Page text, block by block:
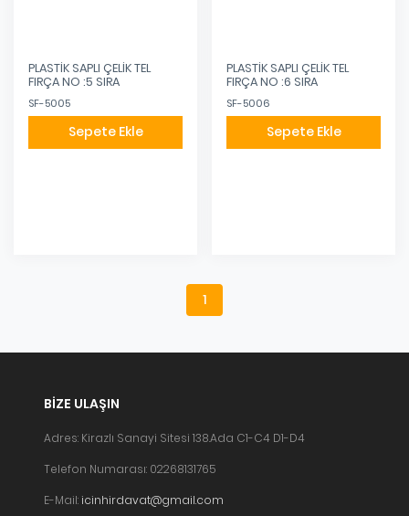
PLASTİK SAPLI ÇELİK TEL
FIRÇA NO :5 SIRA
SF-5005
Sepete Ekle
PLASTİK SAPLI ÇELİK TEL
FIRÇA NO :6 SIRA
SF-5006
Sepete Ekle
1
BIZE ULAŞIN
Adres: Kirazlı Sanayi Sitesi 138.Ada C1-C4 D1-D4
Telefon Numarası: 02268131765
E-Mail: icinhirdavat@gmail.com